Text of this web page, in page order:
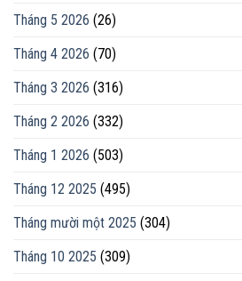
Tháng 5 2026 (26)
Tháng 4 2026 (70)
Tháng 3 2026 (316)
Tháng 2 2026 (332)
Tháng 1 2026 (503)
Tháng 12 2025 (495)
Tháng mười một 2025 (304)
Tháng 10 2025 (309)